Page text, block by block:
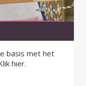
basis met het
hier.